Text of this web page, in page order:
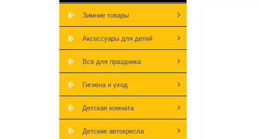
Зимние товары
Аксессуары для детей
Всё для праздника
Гигиена и уход
Детская комната
Детские автокресла